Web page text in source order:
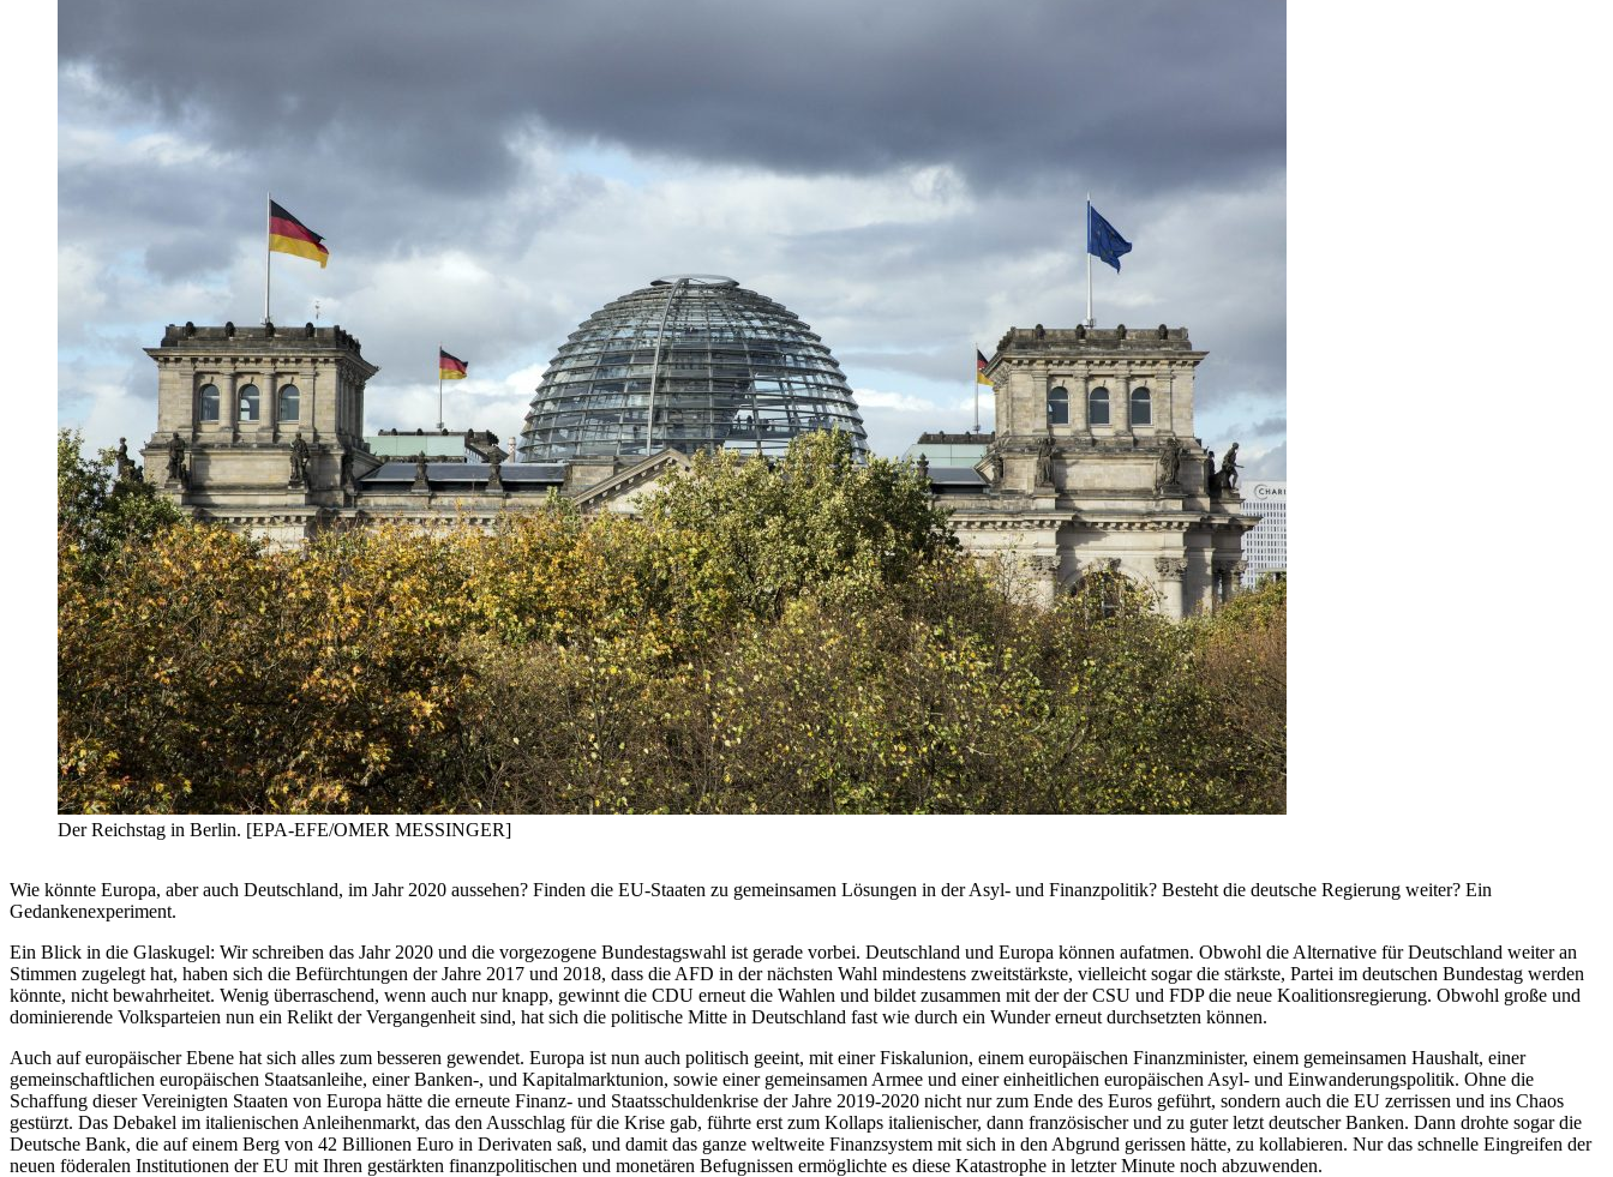
Der Reichstag in Berlin. [EPA-EFE/OMER MESSINGER]
Wie könnte Europa, aber auch Deutschland, im Jahr 2020 aussehen? Finden die EU-Staaten zu gemeinsamen Lösungen in der Asyl- und Finanzpolitik? Besteht die deutsche Regierung weiter? Ein
Gedankenexperiment.
Ein Blick in die Glaskugel: Wir schreiben das Jahr 2020 und die vorgezogene Bundestagswahl ist gerade vorbei. Deutschland und Europa können aufatmen. Obwohl die Alternative für Deutschland weiter an
Stimmen zugelegt hat, haben sich die Befürchtungen der Jahre 2017 und 2018, dass die AFD in der nächsten Wahl mindestens zweitstärkste, vielleicht sogar die stärkste, Partei im deutschen Bundestag werden
könnte, nicht bewahrheitet. Wenig überraschend, wenn auch nur knapp, gewinnt die CDU erneut die Wahlen und bildet zusammen mit der der CSU und FDP die neue Koalitionsregierung. Obwohl große und
dominierende Volksparteien nun ein Relikt der Vergangenheit sind, hat sich die politische Mitte in Deutschland fast wie durch ein Wunder erneut durchsetzten können.
Auch auf europäischer Ebene hat sich alles zum besseren gewendet. Europa ist nun auch politisch geeint, mit einer Fiskalunion, einem europäischen Finanzminister, einem gemeinsamen Haushalt, einer
gemeinschaftlichen europäischen Staatsanleihe, einer Banken-, und Kapitalmarktunion, sowie einer gemeinsamen Armee und einer einheitlichen europäischen Asyl- und Einwanderungspolitik. Ohne die
Schaffung dieser Vereinigten Staaten von Europa hätte die erneute Finanz- und Staatsschuldenkrise der Jahre 2019-2020 nicht nur zum Ende des Euros geführt, sondern auch die EU zerrissen und ins Chaos
gestürzt. Das Debakel im italienischen Anleihenmarkt, das den Ausschlag für die Krise gab, führte erst zum Kollaps italienischer, dann französischer und zu guter letzt deutscher Banken. Dann drohte sogar die
Deutsche Bank, die auf einem Berg von 42 Billionen Euro in Derivaten saß, und damit das ganze weltweite Finanzsystem mit sich in den Abgrund gerissen hätte, zu kollabieren. Nur das schnelle Eingreifen der
neuen föderalen Institutionen der EU mit Ihren gestärkten finanzpolitischen und monetären Befugnissen ermöglichte es diese Katastrophe in letzter Minute noch abzuwenden.